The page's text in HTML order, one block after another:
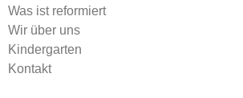
Was ist reformiert
Wir über uns
Kindergarten
Kontakt